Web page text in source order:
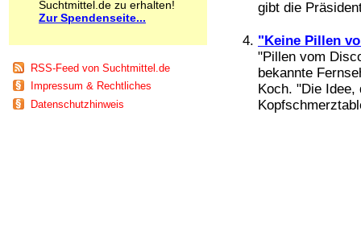
gibt die
"Keine Pillen
"Pillen vom
bekannte
Koch. "Die Idee,
Alkoholsucht
Co-Abhängigkeit
Computersucht
Ess-Brechsucht
Essstörungen
Fernsehsucht
Suchtmittel.de zu erhalten!
Zur Spendenseite...
RSS-Feed von Suchtmittel.de
Impressum & Rechtliches
Datenschutzhinweis